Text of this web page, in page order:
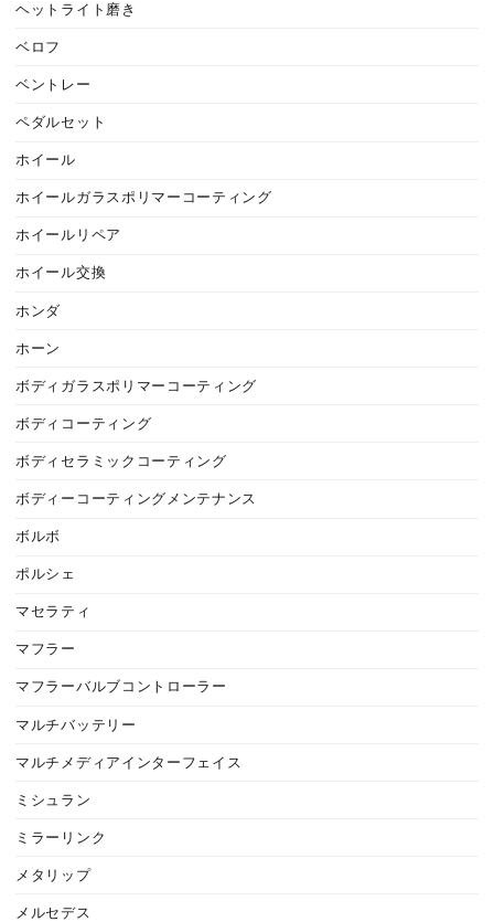
ヘットライト磨き
ベロフ
ベントレー
ペダルセット
ホイール
ホイールガラスポリマーコーティング
ホイールリペア
ホイール交換
ホンダ
ホーン
ボディガラスポリマーコーティング
ボディコーティング
ボディセラミックコーティング
ボディーコーティングメンテナンス
ボルボ
ポルシェ
マセラティ
マフラー
マフラーバルブコントローラー
マルチバッテリー
マルチメディアインターフェイス
ミシュラン
ミラーリンク
メタリップ
メルセデス